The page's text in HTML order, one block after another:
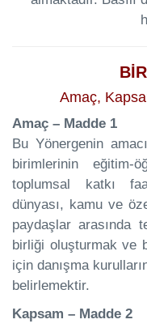
Amaç,
Amaç – Madde 1
Bu Yönergenin
birimlerinin eğitim-
toplumsal katkı
dünyası, kamu ve
paydaşlar arasında
birliği oluşturmak ve
için danışma
belirlemektir.
Kapsam – Madde 2